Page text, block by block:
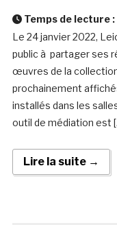
Temps de lecture :
Le 24 janvier 2022,
public à partager ses
œuvres de la
prochainement
installés dans les
outil de médiation est
Lire la suite →